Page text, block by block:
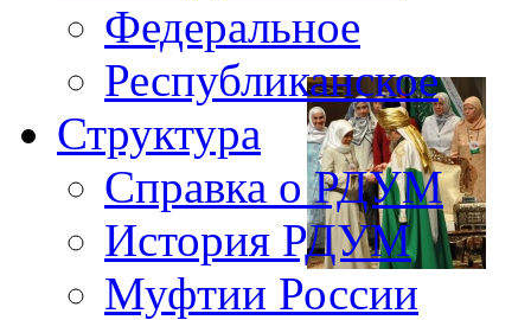
Федеральное
Республиканское
Структура
Справка о РДУМ
История РДУМ
Муфтии России